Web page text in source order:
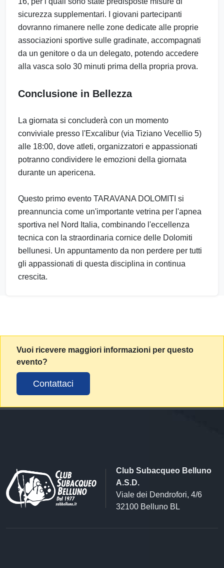
sicurezza supplementari. I giovani partecipanti
dovranno rimanere nelle zone dedicate alle proprie
associazioni sportive sulle gradinate, accompagnati
da un genitore o da un delegato, potendo accedere
alla vasca solo 30 minuti prima della propria prova.
Conclusione in Bellezza
La giornata si concluderà con un momento
conviviale presso l'Excalibur (via Tiziano Vecellio 5)
alle 18:00, dove atleti, organizzatori e appassionati
potranno condividere le emozioni della giornata
durante un apericena.
Questo primo evento TARAVANA DOLOMITI si
preannuncia come un'importante vetrina per l'apnea
sportiva nel Nord Italia, combinando l'eccellenza
tecnica con la straordinaria cornice delle Dolomiti
bellunesi. Un appuntamento da non perdere per tutti
gli appassionati di questa disciplina in continua
crescita.
Vuoi ricevere maggiori informazioni per questo
evento?
Contattaci
Club Subacqueo Belluno
A.S.D.
Viale dei Dendrofori, 4/6
32100 Belluno BL